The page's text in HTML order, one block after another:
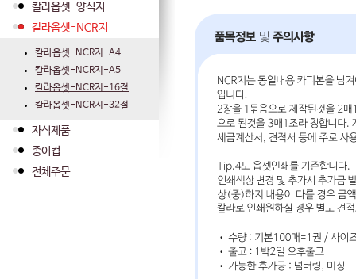
칼라옵셋-양식지
칼라옵셋-NCR지
칼라옵셋-NCR지-A4
칼라옵셋-NCR지-A5
칼라옵셋-NCR지-16절
칼라옵셋-NCR지-32절
자석제품
종이컵
전체주문